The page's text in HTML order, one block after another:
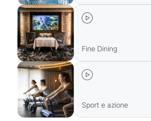
Fine Dining
Sport e azione